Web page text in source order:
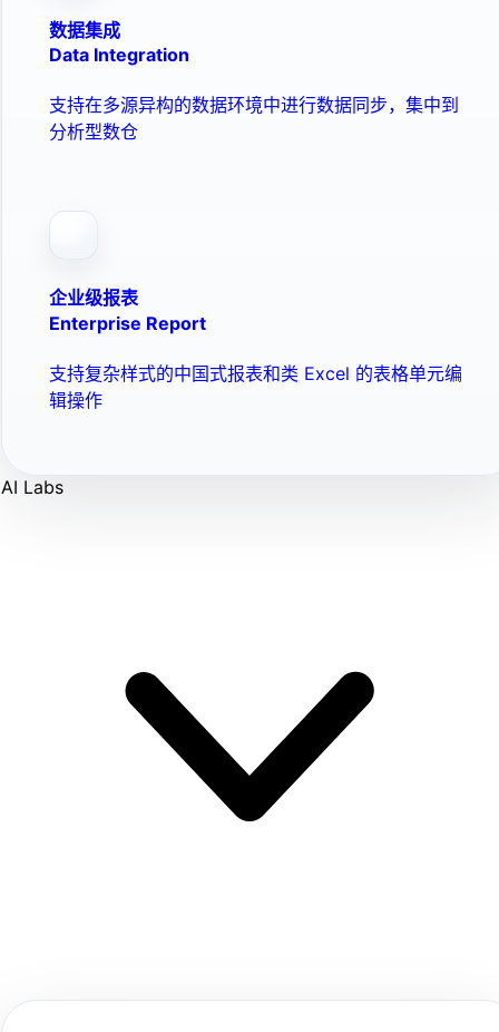
数据集成
Data Integration
支持在多源异构的数据环境中进行数据同步，集中到
分析型数仓
企业级报表
Enterprise Report
支持复杂样式的中国式报表和类 Excel 的表格单元编
辑操作
AI Labs